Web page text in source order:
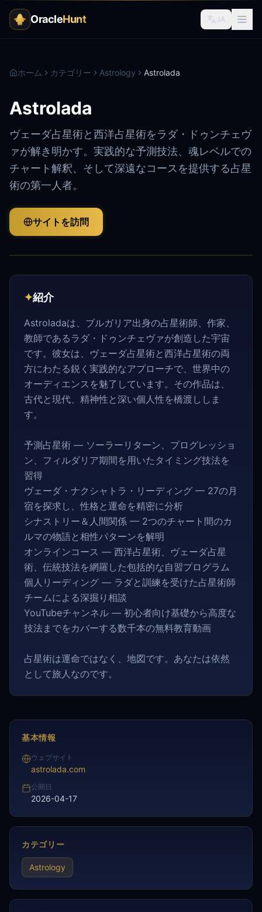
OracleHunt JA
ホーム カテゴリー Astrology Astrolada
Astrolada
ヴェーダ占星術と西洋占星術をラダ・ドゥンチェヴ
ァが解き明かす。実践的な予測技法、魂レベルでの
チャート解釈、そして深遠なコースを提供する占星
術の第一人者。
サイトを訪問
✦紹介
Astroladaは、ブルガリア出身の占星術師、作家、
教師であるラダ・ドゥンチェヴァが創造した宇宙
です。彼女は、ヴェーダ占星術と西洋占星術の両
方にわたる鋭く実践的なアプローチで、世界中の
オーディエンスを魅了しています。その作品は、
古代と現代、精神性と深い個人性を橋渡ししま
す。
予測占星術 — ソーラーリターン、プログレッショ
ン、フィルダリア期間を用いたタイミング技法を
習得
ヴェーダ・ナクシャトラ・リーディング — 27の月
宿を探求し、性格と運命を精密に分析
シナストリー＆人間関係 — 2つのチャート間のカ
ルマの物語と相性パターンを解明
オンラインコース — 西洋占星術、ヴェーダ占星
術、伝統技法を網羅した包括的な自習プログラム
個人リーディング — ラダと訓練を受けた占星術師
チームによる深掘り相談
YouTubeチャンネル — 初心者向け基礎から高度な
技法までをカバーする数千本の無料教育動画
占星術は運命ではなく、地図です。あなたは依然
として旅人なのです。
基本情報
ウェブサイト
astrolada.com
公開日
2026-04-17
カテゴリー
Astrology